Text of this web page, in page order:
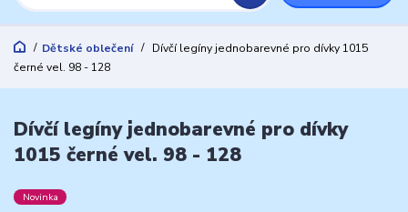
Dětské oblečení
Dívčí legíny jednobarevné pro dívky 1015
černé vel. 98 - 128
Dívčí legíny jednobarevné pro dívky
1015 černé vel. 98 - 128
Novinka